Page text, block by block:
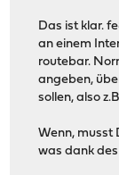
Das ist klar.
an einem
routebar.
angeben,
sollen, also
Wenn, musst
was dank